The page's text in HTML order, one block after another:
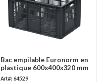
Bac empilable Euronorm en
plastique 600x400x320 mm
Art#: 64529